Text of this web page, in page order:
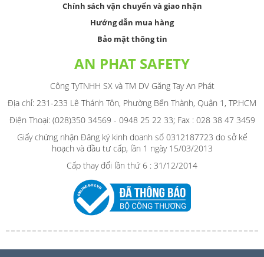
Chính sách vận chuyển và giao nhận
Hướng dẫn mua hàng
Bảo mật thông tin
AN PHAT SAFETY
Công TyTNHH SX và TM DV Găng Tay An Phát
Địa chỉ: 231-233 Lê Thánh Tôn, Phường Bến Thành, Quận 1, TP.HCM
Điện Thoại: (028)350 34569 - 0948 25 22 33; Fax : 028 38 47 3459
Giấy chứng nhận Đăng ký kinh doanh số 0312187723 do sở kế
hoạch và đầu tư cấp, lần 1 ngày 15/03/2013
Cấp thay đổi lần thứ 6 : 31/12/2014